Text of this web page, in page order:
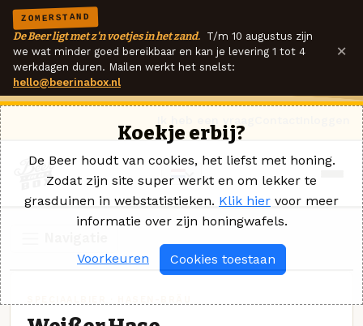
ZOMERSTAND
De Beer ligt met z'n voetjes in het zand. T/m 10 augustus zijn
we wat minder goed bereikbaar en kan je levering 1 tot 4
werkdagen duren. Mailen werkt het snelst:
hello@beerinabox.nl
×
Koekje erbij?
De Beer houdt van cookies, het liefst met honing.
Zodat zijn site super werkt en om lekker te
grasduinen in webstatistieken. Klik hier voor meer
informatie over zijn honingwafels.
Voorkeuren Cookies toestaan